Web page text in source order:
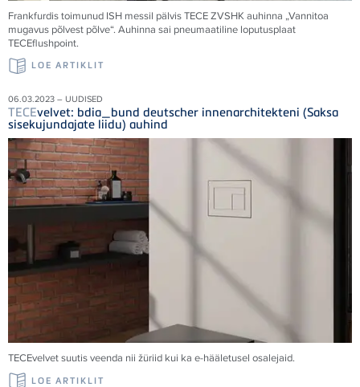
Frankfurdis toimunud ISH messil pälvisTECEZVSHK auhinna „Vannitoa
mugavus põlvest põlve“. Auhinna sai pneumaatiline loputusplaat
TECEflushpoint.
LOE ARTIKLIT
06.03.2023 – UUDISED
TECEvelvet: bdia_bund deutscher innenarchitekteni (Saksa
sisekujundajate liidu) auhind
TECEvelvet suutis veenda nii žüriid kui ka e-hääletusel osalejaid.
LOE ARTIKLIT